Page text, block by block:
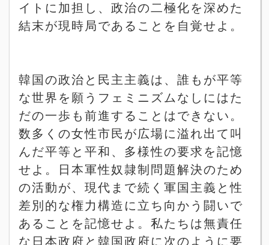
イトに加担し、政治の二極化を深めた
結末が現時局であることを自覚せよ。
韓国の政治と民主主義は、誰もが平等
な世界を願うフェミニズムなしにはた
だの一歩も前進することはできない。
数多くの女性市民が広場に溢れ出て叫
んだ平等と平和、多様性の要求を記憶
せよ。日本軍性奴隷制問題解決のため
の活動が、現代まで続く軍国主義と性
差別的な権力構造に立ち向かう闘いで
あることを記憶せよ。私たちは無責任
な日本政府と韓国政府に次のように要